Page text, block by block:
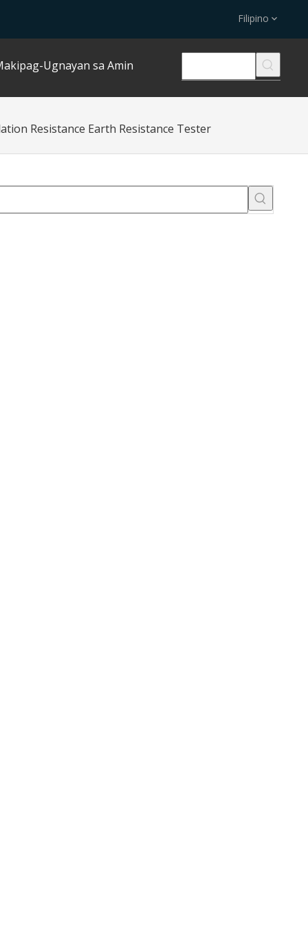
Filipino
Ugnayan sa Amin
Resistance Earth Resistance Tester